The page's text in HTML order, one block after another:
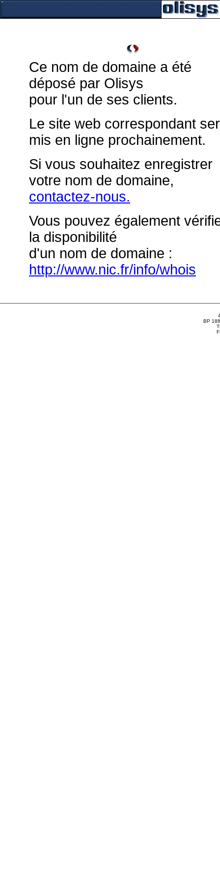
Ce nom de domaine a été
déposé par Olisys
pour l'un de ses clients.
Le site web correspondant
mis en ligne prochainement.
Si vous souhaitez enregistrer
votre nom de domaine,
contactez-nous.
Vous pouvez également
la disponibilité
d'un nom de domaine :
http://www.nic.fr/info/whois
BP